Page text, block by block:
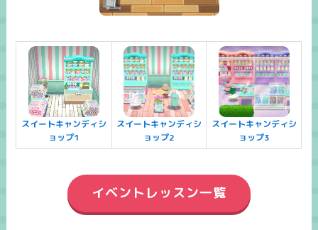
スイートキャンディシ
ョップ1
スイートキャンディシ
ョップ2
スイートキャンディシ
ョップ3
イベントレッスン一覧